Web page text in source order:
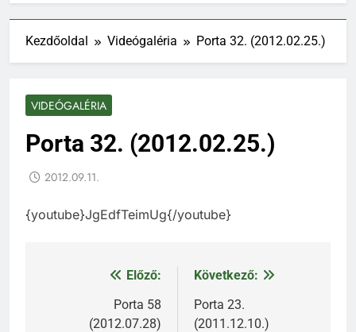
Kezdőoldal Videógaléria Porta 32. (2012.02.25.)
VIDEÓGALÉRIA
Porta 32. (2012.02.25.)
2012.09.11.
{youtube}JgEdfTeimUg{/youtube}
Bejegyzés
navigáció
Előző:
Porta 58
(2012.07.28)
Következő:
Porta 23.
(2011.12.10.)